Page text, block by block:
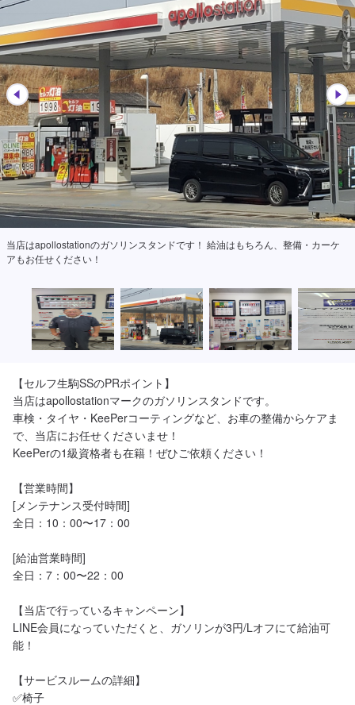
当店はapollostationのガソリンスタンドです！ 給油はもちろん、整備・カーケ
アもお任せください！
【セルフ生駒SSのPRポイント】
当店はapollostationマークのガソリンスタンドです。
車検・タイヤ・KeePerコーティングなど、お車の整備からケアま
で、当店にお任せくださいませ！
KeePerの1級資格者も在籍！ぜひご依頼ください！
【営業時間】
[メンテナンス受付時間]
全日：10：00〜17：00
[給油営業時間]
全日：7：00〜22：00
【当店で行っているキャンペーン】
LINE会員になっていただくと、ガソリンが3円/Lオフにて給油可
能！
【サービスルームの詳細】
✅椅子